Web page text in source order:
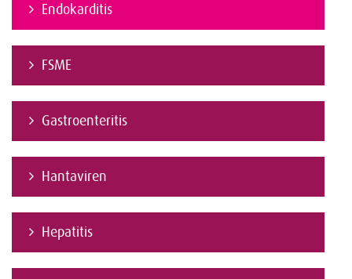
Endokarditis
FSME
Gastroenteritis
Hantaviren
Hepatitis